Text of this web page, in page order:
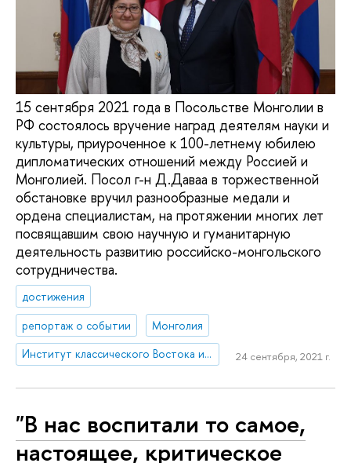
15 сентября 2021 года в Посольстве Монголии в
РФ состоялось вручение наград деятелям науки и
культуры, приуроченное к 100-летнему юбилею
дипломатических отношений между Россией и
Монголией. Посол г-н Д.Даваа в торжественной
обстановке вручил разнообразные медали и
ордена специалистам, на протяжении многих лет
посвящавшим свою научную и гуманитарную
деятельность развитию российско-монгольского
сотрудничества.
достижения
репортаж о событии
Монголия
Институт классического Востока и античности
24 сентября, 2021 г.
"В нас воспитали то самое,
настоящее, критическое